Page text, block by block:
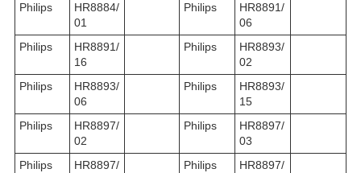
Philips
HR8884/
01
Philips
HR8891/
06
Philips
HR8891/
16
Philips
HR8893/
02
Philips
HR8893/
06
Philips
HR8893/
15
Philips
HR8897/
02
Philips
HR8897/
03
Philips
HR8897/
Philips
HR8897/